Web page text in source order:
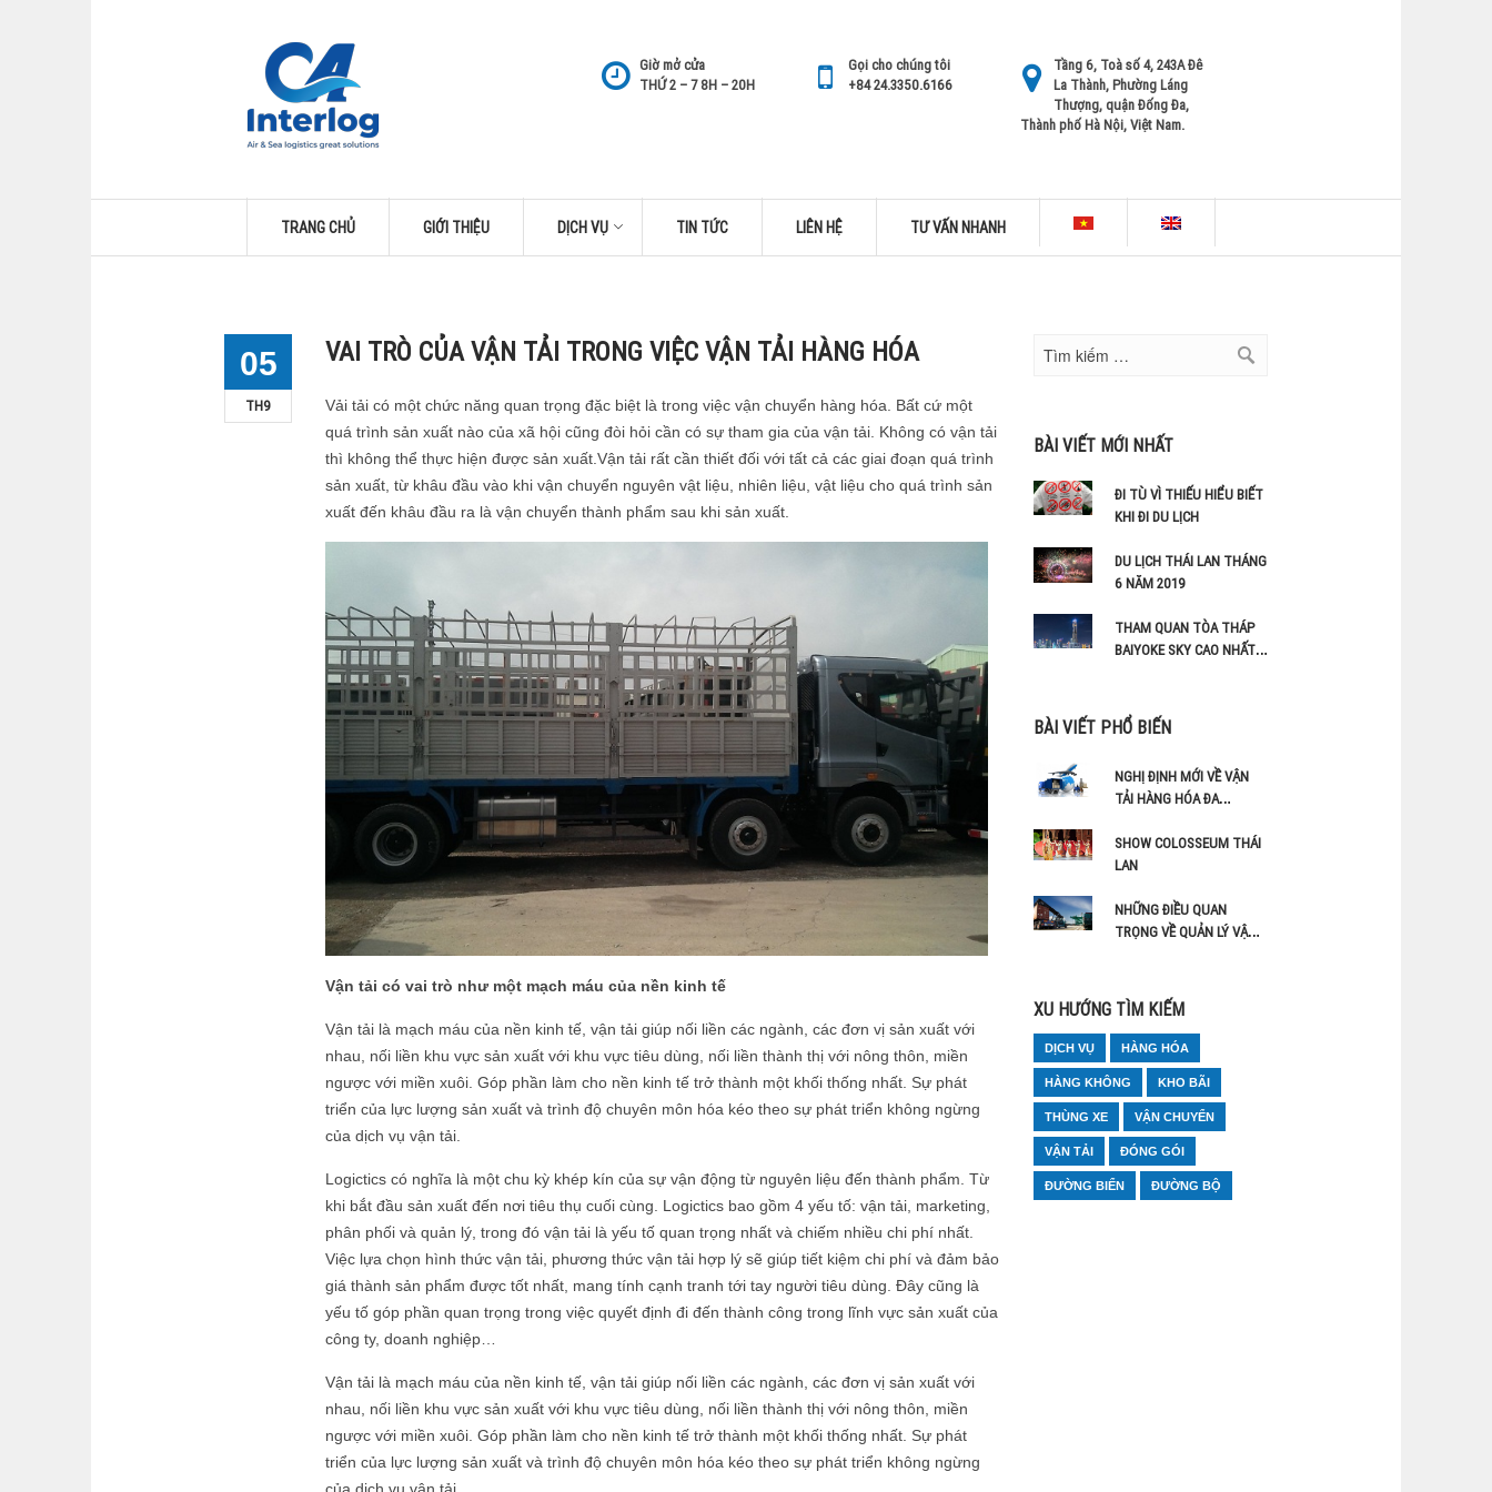
Giờ mở cửa
THỨ 2 – 7 8H – 20H
Gọi cho chúng tôi
+84 24.3350.6166
Tầng 6, Toà số 4, 243A Đê
La Thành, Phường Láng
Thượng, quận Đống Đa,
Thành phố Hà Nội, Việt Nam.
TRANG CHỦ GIỚI THIỆU DỊCH VỤ TIN TỨC LIÊN HỆ TƯ VẤN NHANH
05
TH9
VAI TRÒ CỦA VẬN TẢI TRONG VIỆC VẬN TẢI HÀNG HÓA
Vải tải có một chức năng quan trọng đặc biệt là trong việc vận chuyển hàng hóa. Bất cứ một
quá trình sản xuất nào của xã hội cũng đòi hỏi cần có sự tham gia của vận tải. Không có vận tải
thì không thể thực hiện được sản xuất.Vận tải rất cần thiết đối với tất cả các giai đoạn quá trình
sản xuất, từ khâu đầu vào khi vận chuyển nguyên vật liệu, nhiên liệu, vật liệu cho quá trình sản
xuất đến khâu đầu ra là vận chuyển thành phẩm sau khi sản xuất.
Vận tải có vai trò như một mạch máu của nền kinh tế
Vận tải là mạch máu của nền kinh tế, vận tải giúp nối liền các ngành, các đơn vị sản xuất với
nhau, nối liền khu vực sản xuất với khu vực tiêu dùng, nối liền thành thị với nông thôn, miền
ngược với miền xuôi. Góp phần làm cho nền kinh tế trở thành một khối thống nhất. Sự phát
triển của lực lượng sản xuất và trình độ chuyên môn hóa kéo theo sự phát triển không ngừng
của dịch vụ vận tải.
Logictics có nghĩa là một chu kỳ khép kín của sự vận động từ nguyên liệu đến thành phẩm. Từ
khi bắt đầu sản xuất đến nơi tiêu thụ cuối cùng. Logictics bao gồm 4 yếu tố: vận tải, marketing,
phân phối và quản lý, trong đó vận tải là yếu tố quan trọng nhất và chiếm nhiều chi phí nhất.
Việc lựa chọn hình thức vận tải, phương thức vận tải hợp lý sẽ giúp tiết kiệm chi phí và đảm bảo
giá thành sản phẩm được tốt nhất, mang tính cạnh tranh tới tay người tiêu dùng. Đây cũng là
yếu tố góp phần quan trọng trong việc quyết định đi đến thành công trong lĩnh vực sản xuất của
công ty, doanh nghiệp…
Vận tải là mạch máu của nền kinh tế, vận tải giúp nối liền các ngành, các đơn vị sản xuất với
nhau, nối liền khu vực sản xuất với khu vực tiêu dùng, nối liền thành thị với nông thôn, miền
ngược với miền xuôi. Góp phần làm cho nền kinh tế trở thành một khối thống nhất. Sự phát
triển của lực lượng sản xuất và trình độ chuyên môn hóa kéo theo sự phát triển không ngừng
BÀI VIẾT MỚI NHẤT
ĐI TÙ VÌ THIẾU HIỂU BIẾT
KHI ĐI DU LỊCH
DU LỊCH THÁI LAN THÁNG
6 NĂM 2019
THAM QUAN TÒA THÁP
BAIYOKE SKY CAO NHẤT
BÀI VIẾT PHỔ BIẾN
NGHỊ ĐỊNH MỚI VỀ VẬN
TẢI HÀNG HÓA ĐA
SHOW COLOSSEUM THÁI
LAN
NHỮNG ĐIỀU QUAN
TRỌNG VỀ QUẢN LÝ VẬN
XU HƯỚNG TÌM KIẾM
DỊCH VỤ HÀNG HÓA
HÀNG KHÔNG KHO BÃI
THÙNG XE VẬN CHUYỂN
VẬN TẢI ĐÓNG GÓI
ĐƯỜNG BIỂN ĐƯỜNG BỘ